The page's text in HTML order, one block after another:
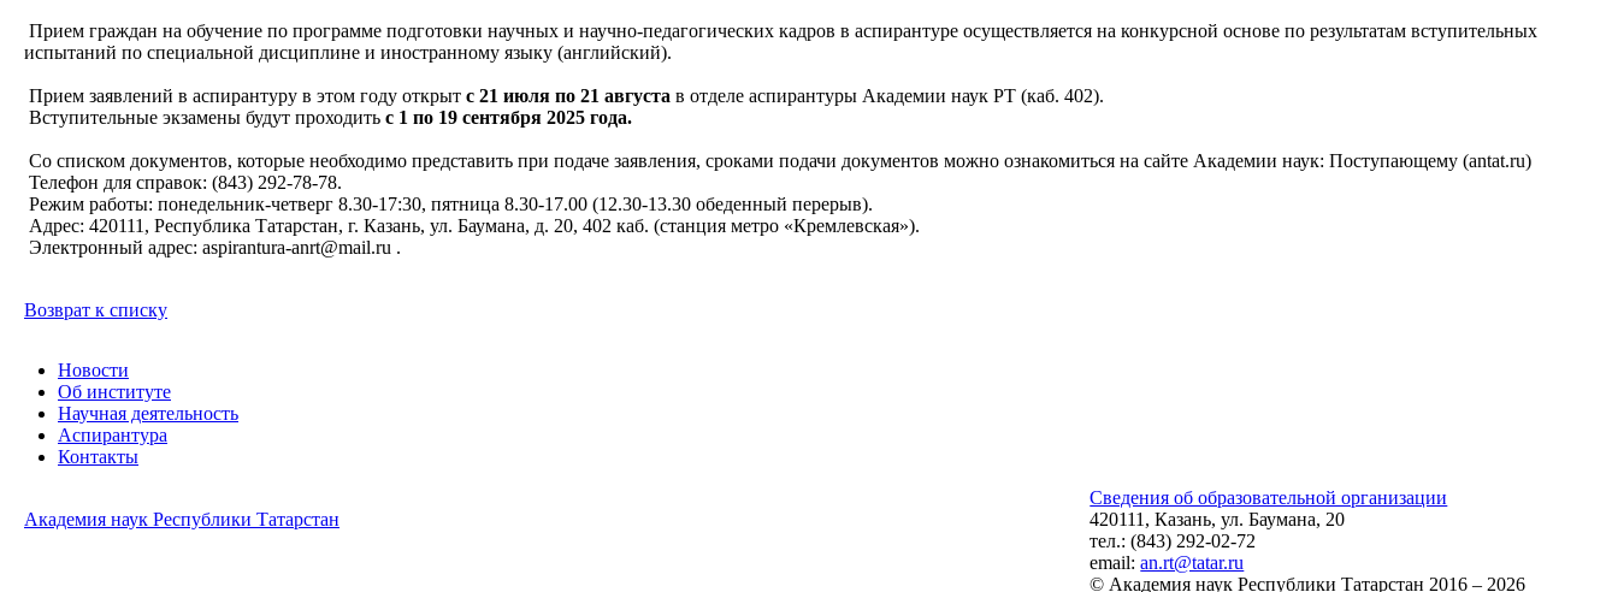
Прием граждан на обучение по программе подготовки научных и научно-педагогических кадров в аспирантуре осуществляется на конкурсной основе по результатам вступительных
испытаний по специальной дисциплине и иностранному языку (английский).
Прием заявлений в аспирантуру в этом году открыт с 21 июля по 21 августа в отделе аспирантуры Академии наук РТ (каб. 402).
Вступительные экзамены будут проходить с 1 по 19 сентября 2025 года.
Со списком документов, которые необходимо представить при подаче заявления, сроками подачи документов можно ознакомиться на сайте Академии наук: Поступающему (antat.ru)
Телефон для справок: (843) 292-78-78.
Режим работы: понедельник-четверг 8.30-17:30, пятница 8.30-17.00 (12.30-13.30 обеденный перерыв).
Адрес: 420111, Республика Татарстан, г. Казань, ул. Баумана, д. 20, 402 каб. (станция метро «Кремлевская»).
Электронный адрес: aspirantura-anrt@mail.ru .
Возврат к списку
Новости
Об институте
Научная деятельность
Аспирантура
Контакты
Академия наук Республики Татарстан
Сведения об образовательной организации
420111, Казань, ул. Баумана, 20
тел.: (843) 292-02-72
email:an.rt@tatar.ru
© Академия наук Республики Татарстан 2016 – 2026